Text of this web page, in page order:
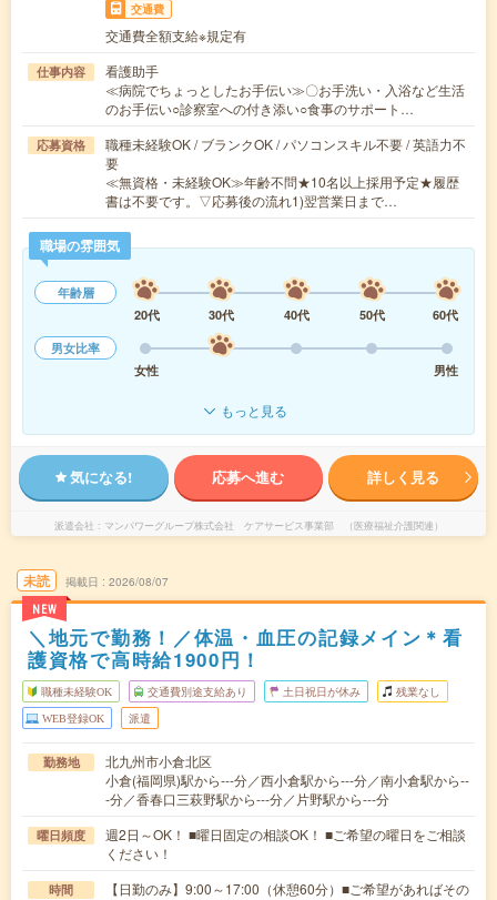
交通費
交通費全額支給※規定有
仕事内容
看護助手
≪病院でちょっとしたお手伝い≫〇お手洗い・入浴など生活
のお手伝い○診察室への付き添い○食事のサポート…
応募資格
職種未経験OK / ブランクOK / パソコンスキル不要 / 英語力不
要
≪無資格・未経験OK≫年齢不問★10名以上採用予定★履歴
書は不要です。▽応募後の流れ1)翌営業日まで…
職場の雰囲気
年齢層
20代
30代 40代 50代
60代
男女比率
女性
男性
もっと見る
気になる! 応募へ進む 詳しく見る
派遣会社 マンパワーグループ株式会社 ケアサービス事業部 （医療福祉介護関連）
未読
NEW
掲載日 2026/08/07
＼地元で勤務！／体温・血圧の記録メイン＊看
護資格で高時給1900円！
職種未経験OK 交通費別途支給あり 土日祝日が休み 残業なし
WEB登録OK 派遣
勤務地
北九州市小倉北区
小倉(福岡県)駅から---分／西小倉駅から---分／南小倉駅から--
-分／香春口三萩野駅から---分／片野駅から---分
曜日頻度
週2日～OK！ ■曜日固定の相談OK！ ■ご希望の曜日をご相談
ください！
時間
【日勤のみ】9:00～17:00（休憩60分）■ご希望があればその